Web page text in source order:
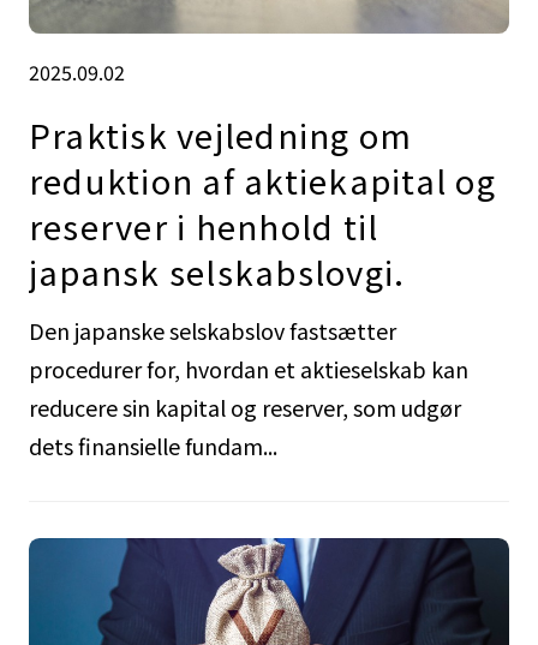
2025.09.02
Praktisk vejledning om
reduktion af aktiekapital og
reserver i henhold til
japansk selskabslovgi.
Den japanske selskabslov fastsætter
procedurer for, hvordan et aktieselskab kan
reducere sin kapital og reserver, som udgør
dets finansielle fundam...